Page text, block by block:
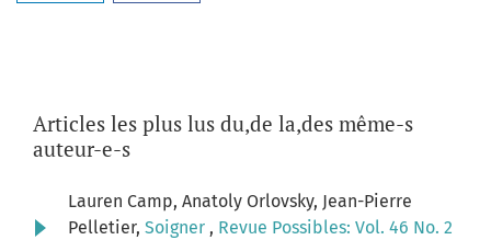
Articles les plus lus du,de la,des même-s
auteur-e-s
Lauren Camp, Anatoly Orlovsky, Jean-Pierre
Pelletier, Soigner , Revue Possibles: Vol. 46 No. 2